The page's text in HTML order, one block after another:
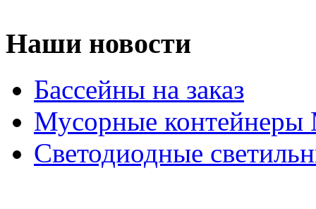
Наши новости
Бассейны на заказ
Мусорные контейнеры
Светодиодные